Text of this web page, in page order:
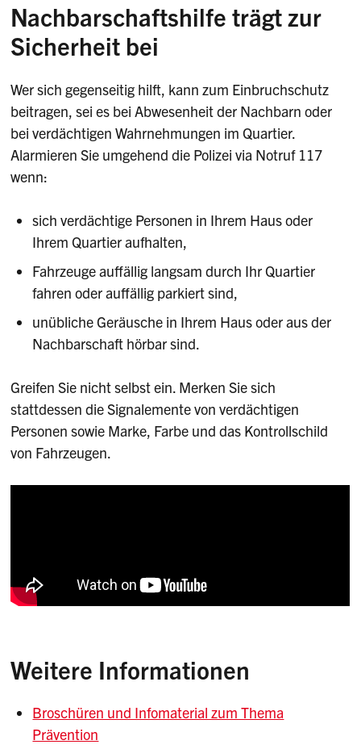
Nachbarschaftshilfe trägt zur
Sicherheit bei
Wer sich gegenseitig hilft, kann zum Einbruchschutz
beitragen, sei es bei Abwesenheit der Nachbarn oder
bei verdächtigen Wahrnehmungen im Quartier.
Alarmieren Sie umgehend die Polizei via Notruf 117
wenn:
sich verdächtige Personen in Ihrem Haus oder
Ihrem Quartier aufhalten,
Fahrzeuge auffällig langsam durch Ihr Quartier
fahren oder auffällig parkiert sind,
unübliche Geräusche in Ihrem Haus oder aus der
Nachbarschaft hörbar sind.
Greifen Sie nicht selbst ein. Merken Sie sich
stattdessen die Signalemente von verdächtigen
Personen sowie Marke, Farbe und das Kontrollschild
von Fahrzeugen.
Weitere Informationen
Broschüren und Infomaterial zum Thema
Prävention